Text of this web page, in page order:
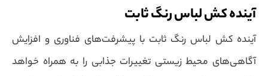
آینده کش لباس رنگ ثابت
آینده کش لباس رنگ ثابت با پیشرفت‌های فناوری و افزایش
آگاهی‌های محیط زیستی تغییرات جذابی را به همراه خواهد